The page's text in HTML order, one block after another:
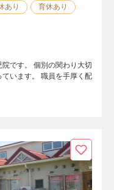
あり 育休あり
です。 個別の関わり大切
います。 職員を手厚く配